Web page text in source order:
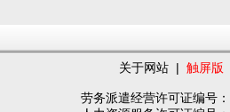
关于网站 | 触屏版
劳务派遣经营许可证编号